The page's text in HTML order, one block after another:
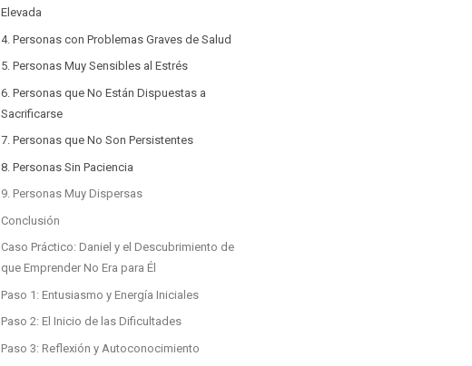
Elevada
4. Personas con Problemas Graves de Salud
5. Personas Muy Sensibles al Estrés
6. Personas que No Están Dispuestas a
Sacrificarse
7. Personas que No Son Persistentes
8. Personas Sin Paciencia
9. Personas Muy Dispersas
Conclusión
Caso Práctico: Daniel y el Descubrimiento de
que Emprender No Era para Él
Paso 1: Entusiasmo y Energía Iniciales
Paso 2: El Inicio de las Dificultades
Paso 3: Reflexión y Autoconocimiento